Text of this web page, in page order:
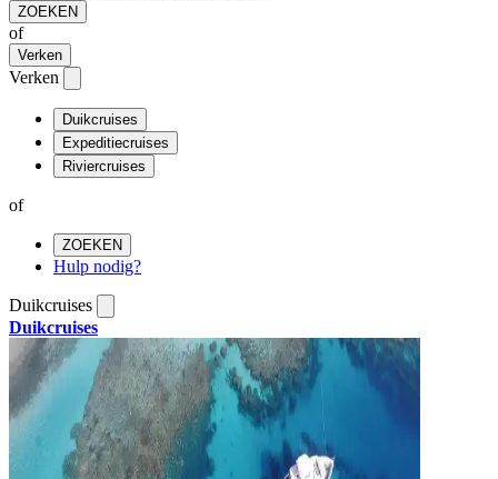
ZOEKEN
of
Verken
Verken
Duikcruises
Expeditiecruises
Riviercruises
of
ZOEKEN
Hulp nodig?
Duikcruises
Duikcruises